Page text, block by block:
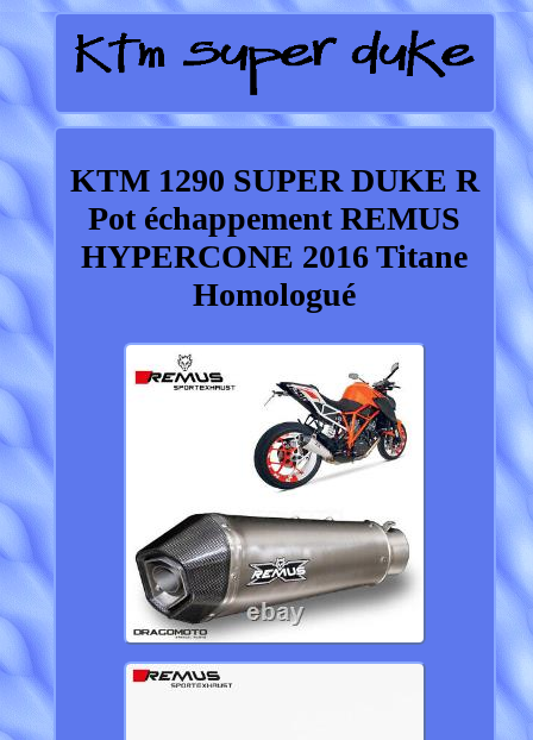
KTM 1290 SUPER DUKE R
Pot échappement REMUS
HYPERCONE 2016 Titane
Homologué